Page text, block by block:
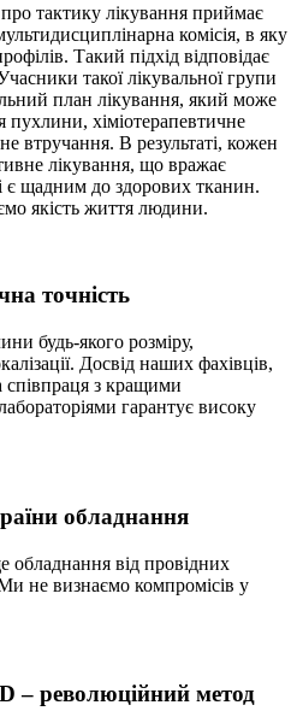
тактику лікування приймає
комісія, в яку
Такий підхід відповідає
такої лікувальної групи
план лікування, який може
хіміотерапевтичне
втручання. В результаті, кожен
лікування, що вражає
є щадним до здорових тканин.
якість життя людини.
точність
будь-якого розміру,
Досвід наших фахівців,
співпраця з кращими
гарантує високу
обладнання
від провідних
не визнаємо компромісів у
– революційний метод